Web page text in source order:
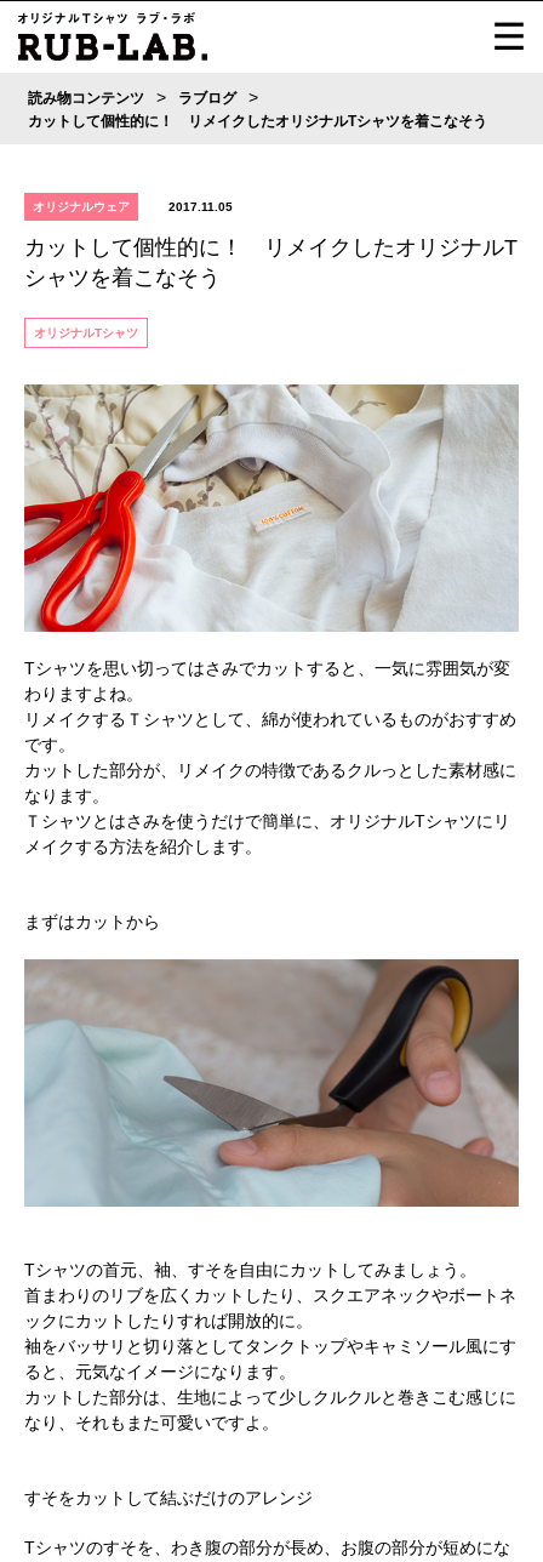
読み物コンテンツ > ラブログ >
カットして個性的に！ リメイクしたオリジナルTシャツを着こなそう
オリジナルウェア 2017.11.05
カットして個性的に！ リメイクしたオリジナルT
シャツを着こなそう
オリジナルTシャツ
Tシャツを思い切ってはさみでカットすると、一気に雰囲気が変
わりますよね。
リメイクするＴシャツとして、綿が使われているものがおすすめ
です。
カットした部分が、リメイクの特徴であるクルっとした素材感に
なります。
Ｔシャツとはさみを使うだけで簡単に、オリジナルTシャツにリ
メイクする方法を紹介します。
まずはカットから
Tシャツの首元、袖、すそを自由にカットしてみましょう。
首まわりのリブを広くカットしたり、スクエアネックやボートネ
ックにカットしたりすれば開放的に。
袖をバッサリと切り落としてタンクトップやキャミソール風にす
ると、元気なイメージになります。
カットした部分は、生地によって少しクルクルと巻きこむ感じに
なり、それもまた可愛いですよ。
すそをカットして結ぶだけのアレンジ
Tシャツのすそを、わき腹の部分が長め、お腹の部分が短めにな